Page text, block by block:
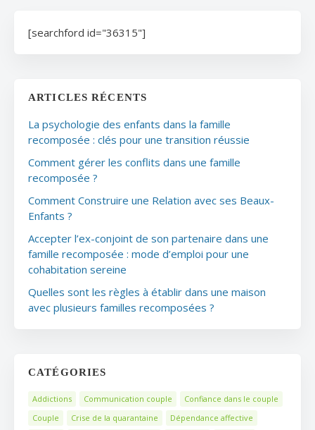
[searchford id="36315"]
ARTICLES RÉCENTS
La psychologie des enfants dans la famille
recomposée : clés pour une transition réussie
Comment gérer les conflits dans une famille
recomposée ?
Comment Construire une Relation avec ses Beaux-
Enfants ?
Accepter l’ex-conjoint de son partenaire dans une
famille recomposée : mode d’emploi pour une
cohabitation sereine
Quelles sont les règles à établir dans une maison
avec plusieurs familles recomposées ?
CATÉGORIES
Addictions Communication couple
Confiance dans le couple
Couple
Crise de la quarantaine
Dépendance affective